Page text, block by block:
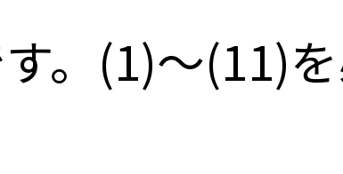
。(1)～(11)